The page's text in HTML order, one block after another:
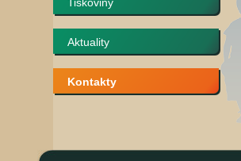
Aktuality
Kontakty